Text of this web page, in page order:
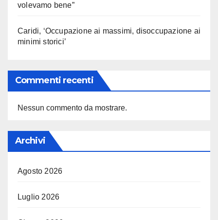
volevamo bene”
Caridi, ‘Occupazione ai massimi, disoccupazione ai
minimi storici’
Commenti recenti
Nessun commento da mostrare.
Archivi
Agosto 2026
Luglio 2026